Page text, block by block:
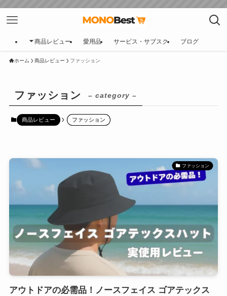
商品レビュー 愛用品 サービス・サブスク ブログ
ホーム 商品レビュー ファッション
ファッション – category –
商品レビュー ファッション
ファッション
アウトドアの必需品！ノースフェイス ゴアテックス